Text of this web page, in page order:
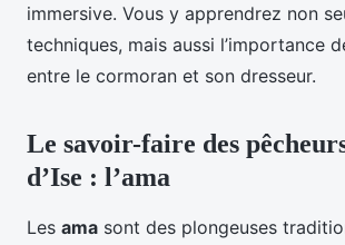
immersive. Vous y apprendrez non
techniques, mais aussi l’importance
entre le cormoran et son dresseur.
Le savoir-faire des
d’Ise : l’ama
Les ama sont des plongeuses